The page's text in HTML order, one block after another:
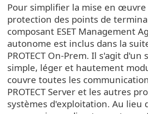
Pour simplifier la mise en œuvre
protection des points de
composant ESET Management
autonome est inclus dans la suite
PROTECT On-Prem. Il s'agit d'un
simple, léger et hautement
couvre toutes les
PROTECT Server et les autres
systèmes d'exploitation. Au lieu